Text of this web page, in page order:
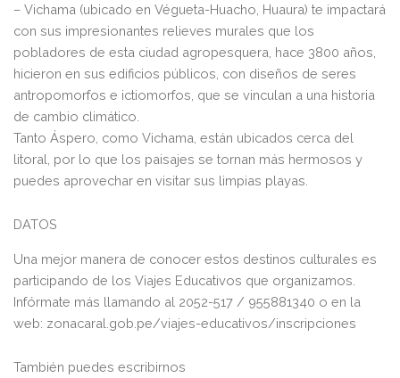
– Vichama (ubicado en Végueta-Huacho, Huaura) te impactará
con sus impresionantes relieves murales que los
pobladores de esta ciudad agropesquera, hace 3800 años,
hicieron en sus edificios públicos, con diseños de seres
antropomorfos e ictiomorfos, que se vinculan a una historia
de cambio climático.
Tanto Áspero, como Vichama, están ubicados cerca del
litoral, por lo que los paisajes se tornan más hermosos y
puedes aprovechar en visitar sus limpias playas.
DATOS
Una mejor manera de conocer estos destinos culturales es
participando de los Viajes Educativos que organizamos.
Infórmate más llamando al 2052-517 / 955881340 o en la
web: zonacaral.gob.pe/viajes-educativos/inscripciones
También puedes escribirnos